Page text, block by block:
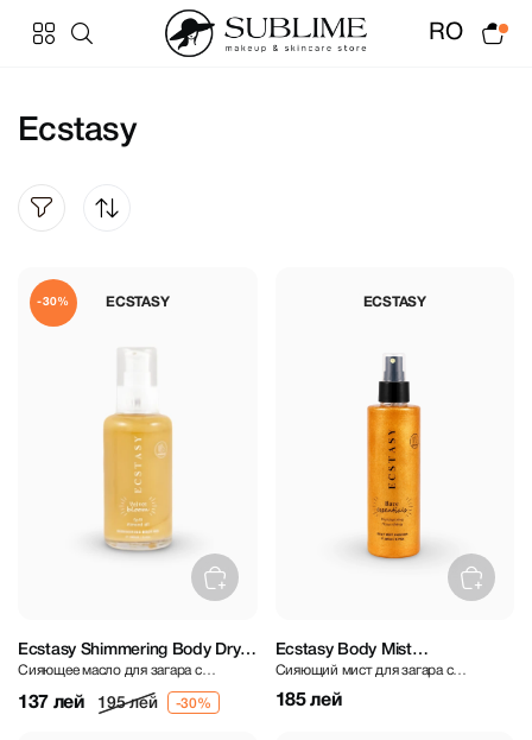
RO
Ecstasy
ECSTASY
-30%
Ecstasy Shimmering Body Dry
Oil Velvet Bloom 100 ml
Сияющее масло для загара с
ароматом бархатных цветов
137 лей 195 лей
ECSTASY
Ecstasy Body Mist
Shimmer Bare Essentials 200 ml
Сияющий мист для загара с
цветочным ароматом
185 лей